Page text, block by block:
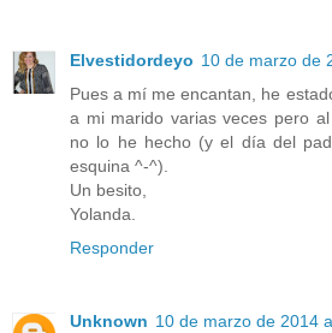
Elvestidordeyo 10 de marzo de
Pues a mí me encantan, he
a mi marido varias veces pero
no lo he hecho (y el día del
esquina ^-^).
Un besito,
Yolanda.
Responder
Unknown 10 de marzo de 2014